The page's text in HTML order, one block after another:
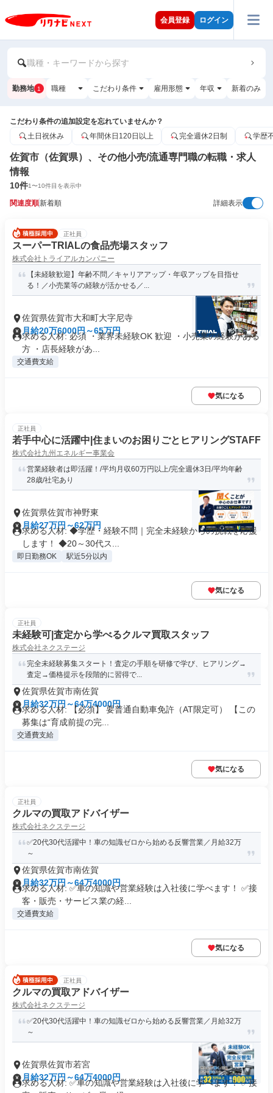
会員登録 ログイン
職種・キーワードから探す
勤務地 1 職種 こだわり条件 雇用形態 年収 新着のみ
こだわり条件の追加設定を忘れていませんか？
土日祝休み
年間休日120日以上 完全週休2日制 学歴
佐賀市（佐賀県）、その他小売/流通専門職の転職・求人
情報
10件1〜10件目を表示中
関連度順新着順 詳細表示
正社員
スーパーTRIALの食品売場スタッフ
株式会社トライアルカンパニー
【未経験歓迎】年齢不問／キャリアアップ・年収アップを目指せ
る！／小売業等の経験が活かせる／...
佐賀県佐賀市大和町大字尼寺
月給20万6000円～65万円
求める人材: 必須 ・業界未経験OK 歓迎 ・小売業の経験がある
方 ・店長経験があ...
交通費支給
気になる
正社員
若手中心に活躍中|住まいのお困りごとヒアリングSTAFF
株式会社九州エネルギー事業会
営業経験者は即活躍！/平均月収60万円以上/完全週休3日/平均年齢
28歳/社宅あり
佐賀県佐賀市神野東
月給27万円～62万円
求める人材: ◆学歴・経験不問｜完全未経験からの挑戦を応援
します！ ◆20～30代ス...
即日勤務OK 駅近5分以内
気になる
正社員
未経験可|査定から学べるクルマ買取スタッフ
株式会社ネクステージ
完全未経験募集スタート！査定の手順を研修で学び、ヒアリング→
査定→価格提示を段階的に習得で...
佐賀県佐賀市南佐賀
月給32万円～64万4000円
求める人材: 【必須】 要普通自動車免許（AT限定可） 【この
募集は“育成前提の完...
交通費支給
気になる
正社員
クルマの買取アドバイザー
株式会社ネクステージ
✅20代30代活躍中！車の知識ゼロから始める反響営業／月給32万
～
佐賀県佐賀市南佐賀
月給32万円～64万4000円
求める人材: ✅車の知識や営業経験は入社後に学べます！ ✅接
客・販売・サービス業の経...
交通費支給
気になる
正社員
クルマの買取アドバイザー
株式会社ネクステージ
✅20代30代活躍中！車の知識ゼロから始める反響営業／月給32万
～
佐賀県佐賀市若宮
月給32万円～64万4000円
求める人材: ✅車の知識や営業経験は入社後に学べます！ ✅接